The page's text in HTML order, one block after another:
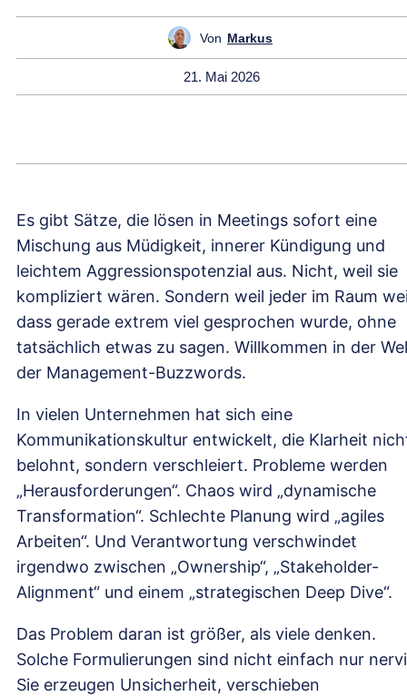
Von Markus
21. Mai 2026
Es gibt Sätze, die lösen in Meetings sofort eine
Mischung aus Müdigkeit, innerer Kündigung und
leichtem Aggressionspotenzial aus. Nicht, weil sie
kompliziert wären. Sondern weil jeder im Raum
dass gerade extrem viel gesprochen wurde, ohne
tatsächlich etwas zu sagen. Willkommen in der
der Management-Buzzwords.
In vielen Unternehmen hat sich eine
Kommunikationskultur entwickelt, die Klarheit
belohnt, sondern verschleiert. Probleme werden
„Herausforderungen“. Chaos wird „dynamische
Transformation“. Schlechte Planung wird „agiles
Arbeiten“. Und Verantwortung verschwindet
irgendwo zwischen „Ownership“, „Stakeholder-
Alignment“ und einem „strategischen Deep Dive“.
Das Problem daran ist größer, als viele denken.
Solche Formulierungen sind nicht einfach nur
Sie erzeugen Unsicherheit, verschieben